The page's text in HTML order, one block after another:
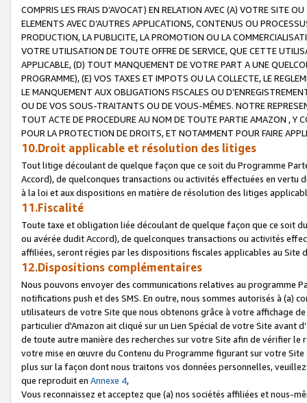
COMPRIS LES FRAIS D’AVOCAT) EN RELATION AVEC (A) VOTRE SITE
ELEMENTS AVEC D’AUTRES APPLICATIONS, CONTENUS OU
PRODUCTION, LA PUBLICITE, LA PROMOTION OU LA
VOTRE UTILISATION DE TOUTE OFFRE DE SERVICE, QUE CETTE
APPLICABLE, (D) TOUT MANQUEMENT DE VOTRE PART A UNE
PROGRAMME), (E) VOS TAXES ET IMPOTS OU LA COLLECTE, LE
LE MANQUEMENT AUX OBLIGATIONS FISCALES OU
OU DE VOS SOUS-TRAITANTS OU DE VOUS-MÊMES. NOTRE
TOUT ACTE DE PROCEDURE AU NOM DE TOUTE PARTIE AMAZON , Y
POUR LA PROTECTION DE DROITS, ET NOTAMMENT POUR FAIRE
10.Droit applicable et résolution des litiges
Tout litige découlant de quelque façon que ce soit du Programme
Accord), de quelconques transactions ou activités effectuées en vertu
à la loi et aux dispositions en matière de résolution des litiges
11.Fiscalité
Toute taxe et obligation liée découlant de quelque façon que ce soit
ou avérée dudit Accord), de quelconques transactions ou activités
affiliées, seront régies par les dispositions fiscales applicables au Site
12.Dispositions complémentaires
Nous pouvons envoyer des communications relatives au programme
notifications push et des SMS. En outre, nous sommes autorisés à
utilisateurs de votre Site que nous obtenons grâce à votre affichage
particulier d'Amazon ait cliqué sur un Lien Spécial de votre Site avant
de toute autre manière des recherches sur votre Site afin de vérifier
votre mise en œuvre du Contenu du Programme figurant sur votre
plus sur la façon dont nous traitons vos données personnelles,
que reproduit en Annexe 4,
Vous reconnaissez et acceptez que (a) nos sociétés affiliées et nous-